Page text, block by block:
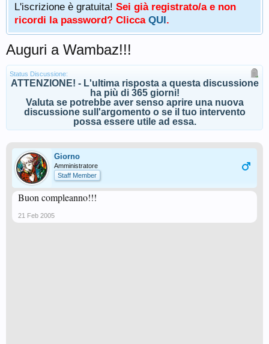
L'iscrizione è gratuita! Sei già registrato/a e non
ricordi la password? Clicca QUI.
Auguri a Wambaz!!!
Status Discussione:
ATTENZIONE! - L'ultima risposta a questa discussione
ha più di 365 giorni!
Valuta se potrebbe aver senso aprire una nuova
discussione sull'argomento o se il tuo intervento
possa essere utile ad essa.
Giorno
Amministratore
Staff Member
Buon compleanno!!!
21 Feb 2005